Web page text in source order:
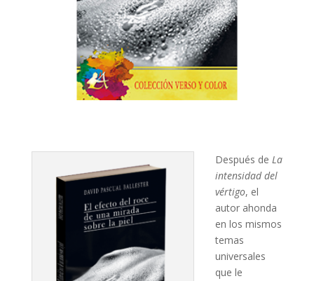
Después de La
intensidad del
vértigo, el
autor ahonda
en los mismos
temas
universales
que le